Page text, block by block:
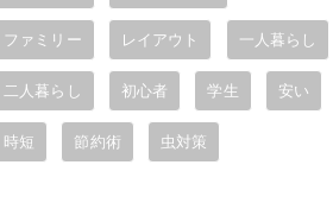
ファミリー レイアウト 一人暮らし
二人暮らし 初心者 学生 安い
時短 節約術 虫対策